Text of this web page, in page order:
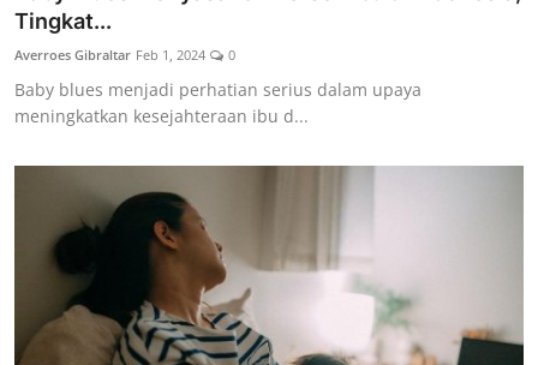
Tingkat...
Averroes Gibraltar Feb 1, 2024 0
Baby blues menjadi perhatian serius dalam upaya
meningkatkan kesejahteraan ibu d...